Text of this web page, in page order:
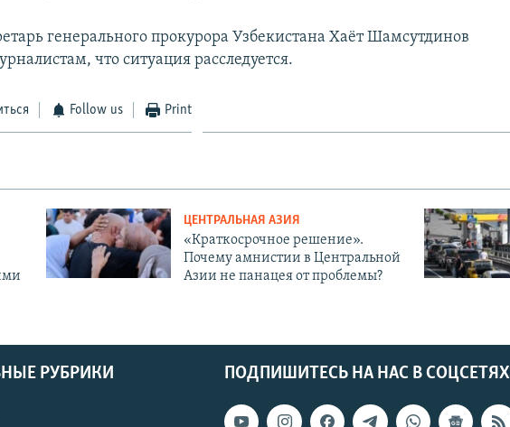
генерального прокурора Узбекистана Хаёт Шамсутдинов
что ситуация расследуется.
Follow us Print
ЦЕНТРАЛЬНАЯ АЗИЯ
«Краткосрочное решение».
Почему амнистии в Центральной
Азии не панацея от проблемы?
ПОДПИШИТЕСЬ НА НАС В СОЦСЕТЯХ
РУБРИКИ